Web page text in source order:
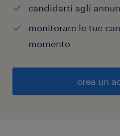
candidarti agli
monitorare le tue
momento
crea un